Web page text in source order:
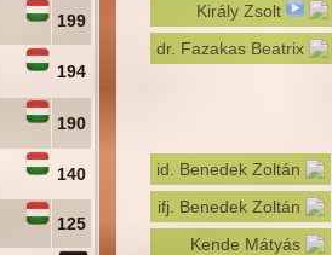
199
194
190
140
125
Király Zsolt
dr. Fazakas Beatrix
id. Benedek Zoltán
ifj. Benedek Zoltán
Kende Mátyás